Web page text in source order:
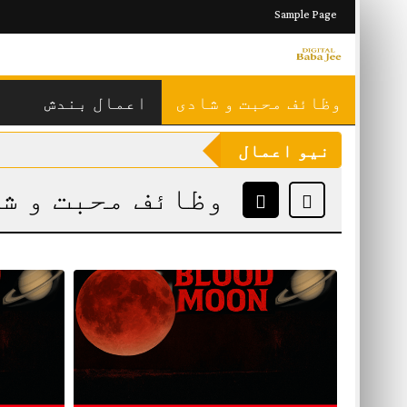
to
content
Sample Page
وظائف محبت و شادی اعمال بندش
نیو اعمال
وظائف محبت و